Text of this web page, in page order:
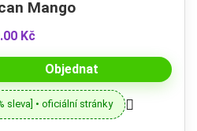
Mango
Kč
Objednat
sleva] • oficiální stránky